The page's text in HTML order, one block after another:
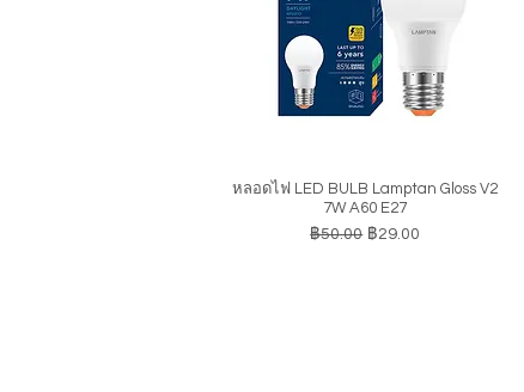
ดูข้อมูลด่วน
หลอดไฟ LED BULB Lamptan Gloss V2
7W A60 E27
ราคาปกติ
฿50.00 ราคาขายลด
฿29.00